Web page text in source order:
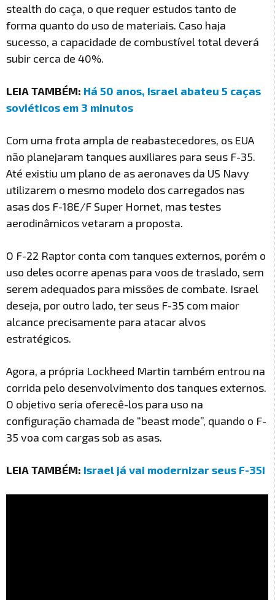
stealth do caça, o que requer estudos tanto de
forma quanto do uso de materiais. Caso haja
sucesso, a capacidade de combustível total deverá
subir cerca de 40%.
LEIA TAMBÉM: Há 50 anos, Israel abateu 5 caças
soviéticos em 3 minutos
Com uma frota ampla de reabastecedores, os EUA
não planejaram tanques auxiliares para seus F-35.
Até existiu um plano de as aeronaves da US Navy
utilizarem o mesmo modelo dos carregados nas
asas dos F-18E/F Super Hornet, mas testes
aerodinâmicos vetaram a proposta.
O F-22 Raptor conta com tanques externos, porém o
uso deles ocorre apenas para voos de traslado, sem
serem adequados para missões de combate. Israel
deseja, por outro lado, ter seus F-35 com maior
alcance precisamente para atacar alvos
estratégicos.
Agora, a própria Lockheed Martin também entrou na
corrida pelo desenvolvimento dos tanques externos.
O objetivo seria oferecê-los para uso na
configuração chamada de “beast mode”, quando o F-
35 voa com cargas sob as asas.
LEIA TAMBÉM: Israel já vai modernizar seus F-35I